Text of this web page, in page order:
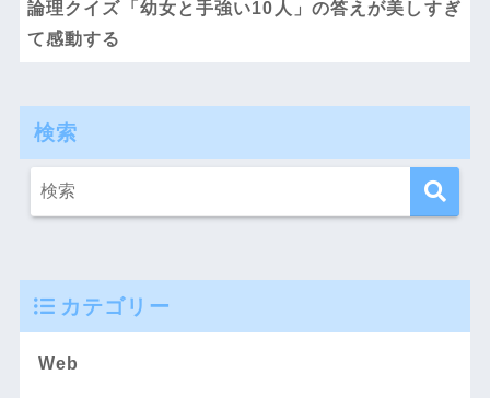
論理クイズ「幼女と手強い10人」の答えが美しすぎ
て感動する
検索
カテゴリー
Web